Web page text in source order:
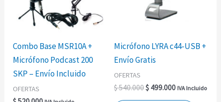
Combo Base MSR10A +
Micrófono Podcast 200
SKP – Envío Incluido
OFERTAS
Micrófono LYRA c44-USB +
Envío Gratis
OFERTAS
$540.000$ 499.000 IVA Incluido